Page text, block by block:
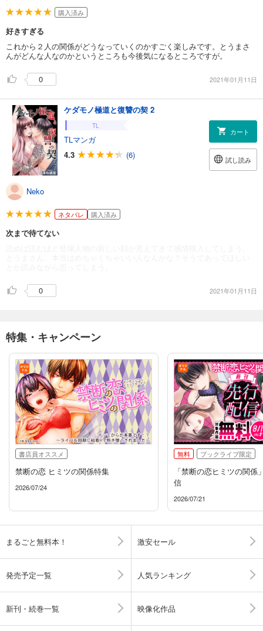
購入済み
好きすぎる
これから２人の関係がどうなっていくのかすごく楽しみです。とうまさ
んがどんな人なのかというところも今後気になるところですが。
0 2021年01月11日
ケダモノ極道と復讐の契 2
TL
TLマンガ
4.3
(6)
カート
試し読み
Neko
ネタバレ 購入済み
次まで待てない
0 2021年01月11日
特集・キャンペーン
書店員オススメ
禁断の恋 ヒミツの関係特集
2026/07/24
無料 ブックライブ限定
「禁断の恋ヒミツの関係
信
2026/07/21
まるごと無料本！ 激安セール
発売予定一覧 人気ランキング
新刊・続巻一覧 映像化作品